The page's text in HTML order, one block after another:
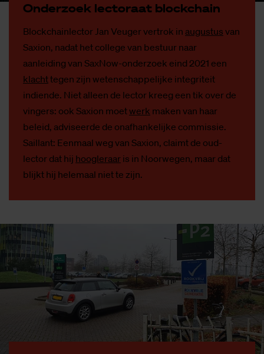
On­der­zoek lec­to­raat block­chain
Blockchainlector Jan Veuger vertrok in augustus van
Saxion, nadat het college van bestuur naar
aanleiding van SaxNow-onderzoek eind 2021 een
klachttegen zijn wetenschappelijke integriteit
indiende. Niet alleen de lector kreeg een tik over de
vingers: ook Saxion moetwerk maken van haar
beleid, adviseerde de onafhankelijke commissie.
Saillant: Eenmaal weg van Saxion, claimt de oud-
lector dat hij hoogleraar is in Noorwegen, maar dat
blijkt hij helemaal niet te zijn.